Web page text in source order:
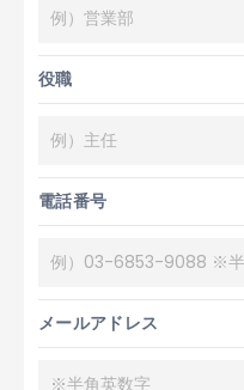
役職
電話番号
メールアドレス